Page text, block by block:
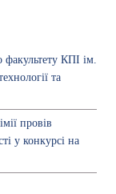
факультету КПІ ім.
та
провів
у конкурсі на